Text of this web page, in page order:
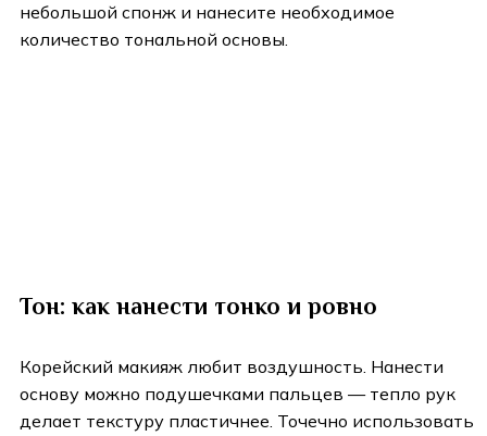
небольшой спонж и нанесите необходимое
количество тональной основы.
Тон: как нанести тонко и ровно
Корейский макияж любит воздушность. Нанести
основу можно подушечками пальцев — тепло рук
делает текстуру пластичнее. Точечно использовать